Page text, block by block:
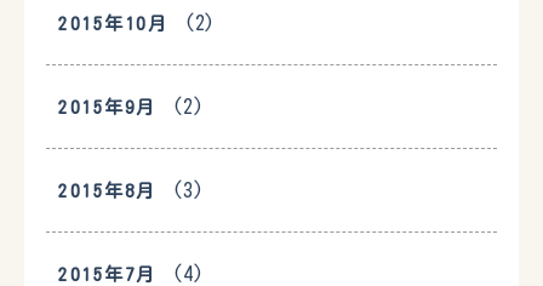
2015年10月 (2)
2015年9月 (2)
2015年8月 (3)
2015年7月 (4)